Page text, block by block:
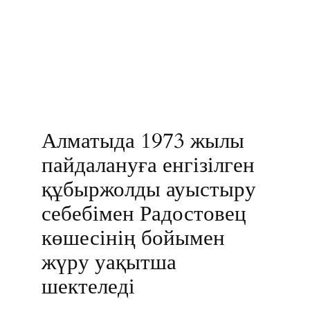
Алматыда 1973 жылы
пайдалануға енгізілген
құбыржолды ауыстыру
себебімен Радостовец
көшесінің бойымен
жүру уақытша
шектеледі